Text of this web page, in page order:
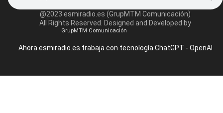
@2023 esmiradio.es (GrupMTM Comunicación)
All Rights Reserved. Designed and Developed by
GrupMTM Comunicación
Ahora esmiradio.es trabaja con tecnología ChatGPT - OpenAI